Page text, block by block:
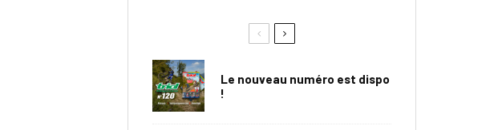
Le nouveau numéro est dispo
!